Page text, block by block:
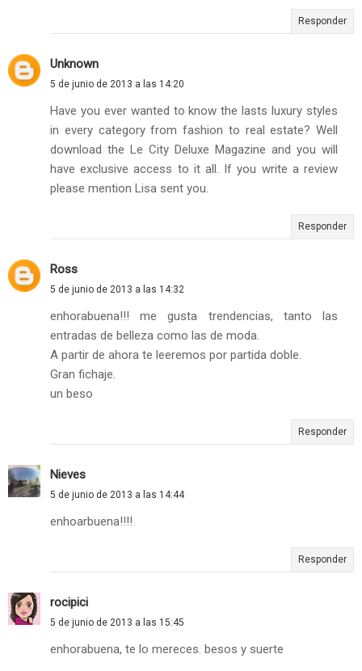
Responder
Unknown
5 de junio de 2013 a las 14:20
Have you ever wanted to know the lasts luxury styles
in every category from fashion to real estate? Well
download the Le City Deluxe Magazine and you will
have exclusive access to it all. If you write a review
please mention Lisa sent you.
Responder
Ross
5 de junio de 2013 a las 14:32
enhorabuena!!! me gusta trendencias, tanto las
entradas de belleza como las de moda.
A partir de ahora te leeremos por partida doble.
Gran fichaje.
un beso
Responder
Nieves
5 de junio de 2013 a las 14:44
enhoarbuena!!!!
Responder
rocipici
5 de junio de 2013 a las 15:45
enhorabuena, te lo mereces. besos y suerte